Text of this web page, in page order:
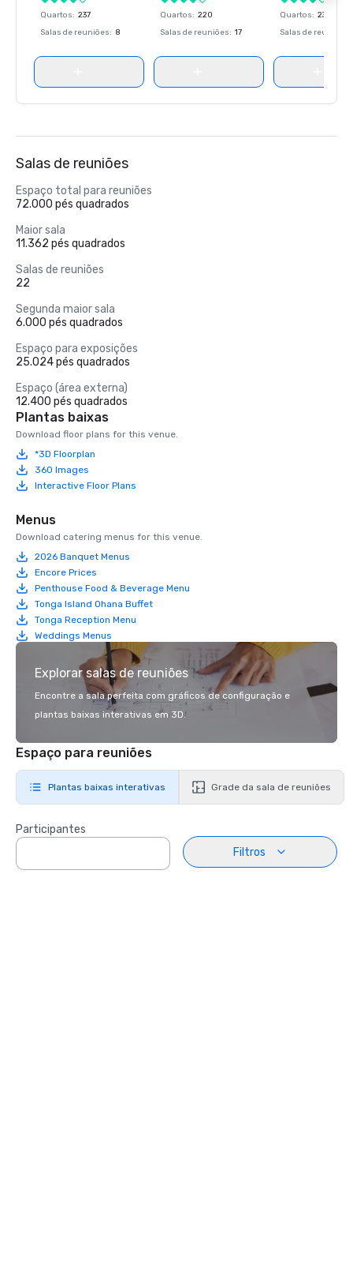
Quartos: 237
Salas de reuniões: 8
Quartos: 220
Salas de reuniões: 17
Quartos: 237
Salas de reuniões
Salas de reuniões
Espaço total para reuniões
72.000 pés quadrados
Maior sala
11.362 pés quadrados
Salas de reuniões
22
Segunda maior sala
6.000 pés quadrados
Espaço para exposições
25.024 pés quadrados
Espaço (área externa)
12.400 pés quadrados
Plantas baixas
Download floor plans for this venue.
*3D Floorplan
360 Images
Interactive Floor Plans
Menus
Download catering menus for this venue.
2026 Banquet Menus
Encore Prices
Penthouse Food & Beverage Menu
Tonga Island Ohana Buffet
Tonga Reception Menu
Weddings Menus
Explorar salas de reuniões
Encontre a sala perfeita com gráficos de configuração e
plantas baixas interativas em 3D.
Espaço para reuniões
Plantas baixas interativas Grade da sala de reuniões
Participantes
Filtros